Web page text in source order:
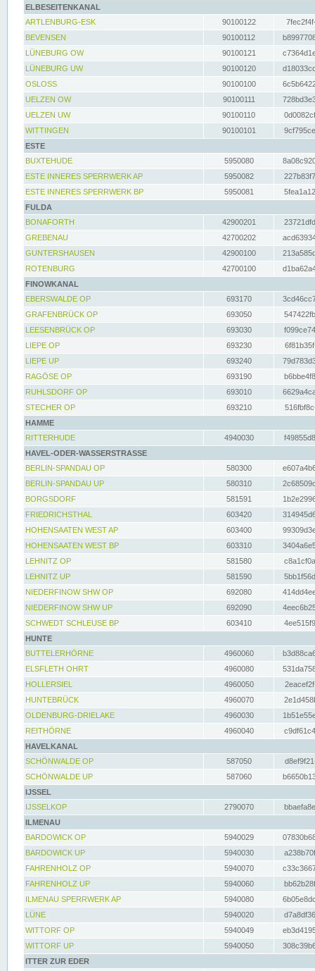
ELBESEITENKANAL
ARTLENBURG-ESK
90100122
BEVENSEN
90100112
LÜNEBURG OW
90100121
LÜNEBURG UW
90100120
OSLOSS
90100100
UELZEN OW
90100111
UELZEN UW
90100110
WITTINGEN
90100101
ESTE
BUXTEHUDE
5950080
ESTE INNERES SPERRWERK AP
5950082
ESTE INNERES SPERRWERK BP
5950081
FULDA
BONAFORTH
42900201
GREBENAU
42700202
GUNTERSHAUSEN
42900100
ROTENBURG
42700100
FINOWKANAL
EBERSWALDE OP
693170
GRAFENBRÜCK OP
693050
LEESENBRÜCK OP
693030
LIEPE OP
693230
LIEPE UP
693240
RAGÖSE OP
693190
RUHLSDORF OP
693010
STECHER OP
693210
HAMME
RITTERHUDE
4940030
HAVEL-ODER-WASSERSTRASSE
BERLIN-SPANDAU OP
580300
BERLIN-SPANDAU UP
580310
BORGSDORF
581591
FRIEDRICHSTHAL
603420
HOHENSAATEN WEST AP
603400
HOHENSAATEN WEST BP
603310
LEHNITZ OP
581580
LEHNITZ UP
581590
NIEDERFINOW SHW OP
692080
NIEDERFINOW SHW UP
692090
SCHWEDT SCHLEUSE BP
603410
HUNTE
BUTTELERHÖRNE
4960060
ELSFLETH OHRT
4960080
HOLLERSIEL
4960050
HUNTEBRÜCK
4960070
OLDENBURG-DRIELAKE
4960030
REITHÖRNE
4960040
HAVELKANAL
SCHÖNWALDE OP
587050
SCHÖNWALDE UP
587060
IJSSEL
IJSSELKOP
2790070
ILMENAU
BARDOWICK OP
5940029
BARDOWICK UP
5940030
FAHRENHOLZ OP
5940070
FAHRENHOLZ UP
5940060
ILMENAU SPERRWERK AP
5940080
LÜNE
5940020
WITTORF OP
5940049
WITTORF UP
5940050
ITTER ZUR EDER